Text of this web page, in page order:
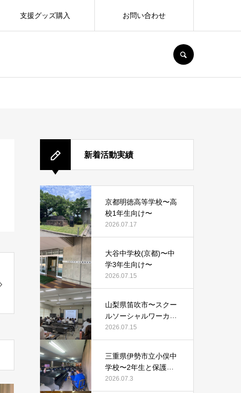
支援グッズ購入 お問い合わせ
新着活動実績
京都明徳高等学校〜高
校1年生向け〜
2026.07.17
大谷中学校(京都)〜中
学3年生向け〜
2026.07.15
山梨県笛吹市〜スクー
ルソーシャルワーカー
等向け〜
2026.07.15
三重県伊勢市立小俣中
学校〜2年生と保護者
向け〜
2026.07.3